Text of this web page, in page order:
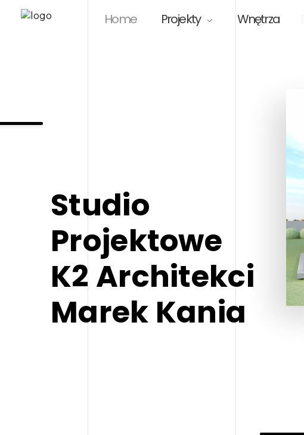
Home Projekty Wnętrza
Studio
Projektowe
K2 Architekci
Marek Kania